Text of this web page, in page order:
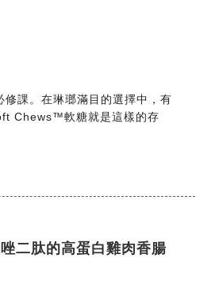
課。在琳瑯滿目的選擇中，有
Chews™軟糖就是這樣的存
二肽的高蛋白雞肉香腸